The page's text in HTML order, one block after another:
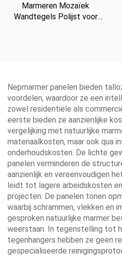
Marmeren Mozaïek
Wandtegels Polijst voor
Nepmarmer panelen bieden
voordelen, waardoor ze een
zowel residentiële als
eerste bieden ze aanzienlijke
vergelijking met natuurlijke
materiaalkosten, maar ook qua
onderhoudskosten. De lichte
panelen verminderen de
aanzienlijk en vereenvoudigen
leidt tot lagere arbeidskosten
projecten. De panelen tonen
waarbij schrammen, vlekken en
gesproken natuurlijke marmer
weerstaan. In tegenstelling tot
tegenhangers hebben ze geen
gespecialiseerde